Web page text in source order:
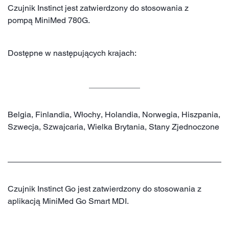
Czujnik Instinct jest zatwierdzony do stosowania z
pompą MiniMed 780G.
Dostępne w następujących krajach:
Belgia, Finlandia, Włochy, Holandia, Norwegia, Hiszpania,
Szwecja, Szwajcaria, Wielka Brytania, Stany Zjednoczone
Czujnik Instinct Go jest zatwierdzony do stosowania z
aplikacją MiniMed Go Smart MDI.